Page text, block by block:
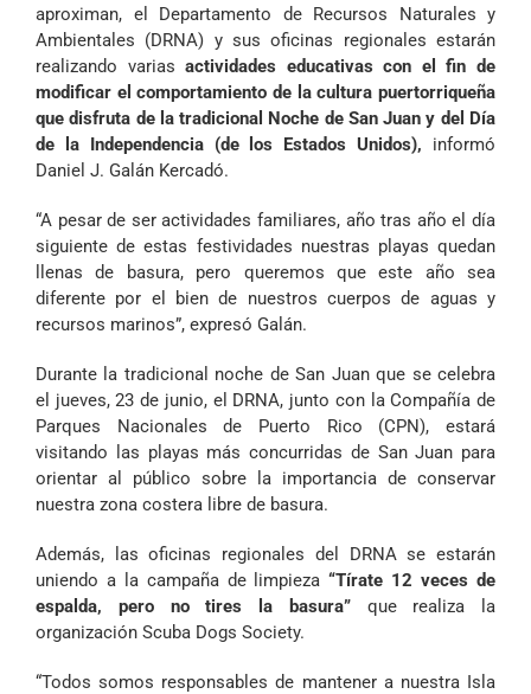
aproximan, el Departamento de Recursos Naturales y
Ambientales (DRNA) y sus oficinas regionales estarán
realizando variasactividades educativas con el fin de
modificar el comportamiento de la cultura puertorriqueña
que disfruta de la tradicional Noche de San Juan y del Día
de la Independencia (de los Estados Unidos), informó
Daniel J. Galán Kercadó.
“A pesar de ser actividades familiares, año tras año el día
siguiente de estas festividades nuestras playas quedan
llenas de basura, pero queremos que este año sea
diferente por el bien de nuestros cuerpos de aguas y
recursos marinos”, expresó Galán.
Durante la tradicional noche de San Juan que se celebra
el jueves, 23 de junio, el DRNA, junto con la Compañía de
Parques Nacionales de Puerto Rico (CPN), estará
visitando las playas más concurridas de San Juan para
orientar al público sobre la importancia de conservar
nuestra zona costera libre de basura.
Además, las oficinas regionales del DRNA se estarán
uniendo a la campaña de limpieza“Tírate 12 veces de
espalda, pero no tires la basura” que realiza la
organización Scuba Dogs Society.
“Todos somos responsables de mantener a nuestra Isla